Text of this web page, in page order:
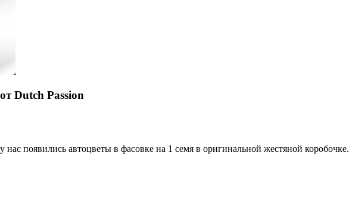
Dutch Passion
нас появились автоцветы в фасовке на 1 семя в оригинальной жестяной коробочке.